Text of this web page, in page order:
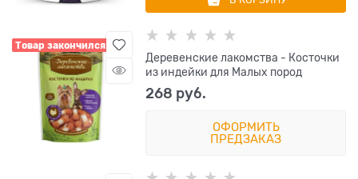
Товар закончился
Деревенские лакомства - Косточки
из индейки для Малых пород
268 руб.
ОФОРМИТЬ
ПРЕДЗАКАЗ